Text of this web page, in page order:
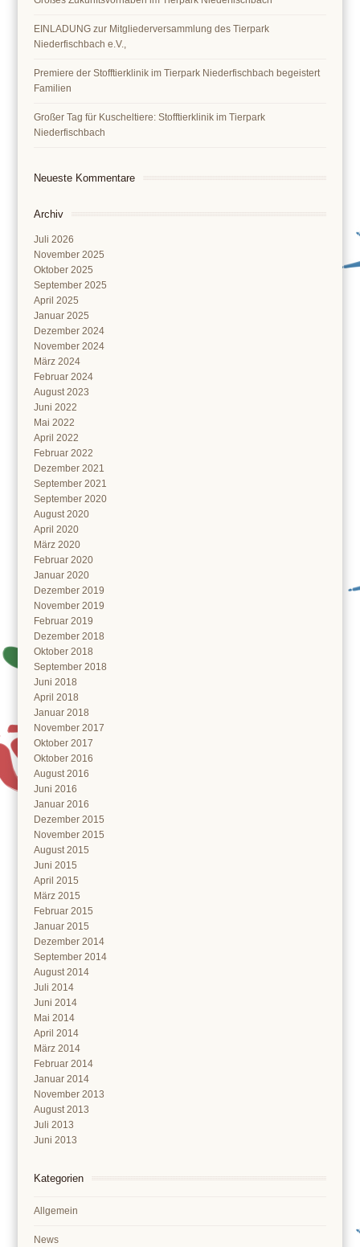
EINLADUNG zur Mitgliederversammlung des Tierpark
Niederfischbach e.V.,
Premiere der Stofftierklinik im Tierpark Niederfischbach begeistert
Familien
Großer Tag für Kuscheltiere: Stofftierklinik im Tierpark
Niederfischbach
Neueste Kommentare
Archiv
Juli 2026
November 2025
Oktober 2025
September 2025
April 2025
Januar 2025
Dezember 2024
November 2024
März 2024
Februar 2024
August 2023
Juni 2022
Mai 2022
April 2022
Februar 2022
Dezember 2021
September 2021
September 2020
August 2020
April 2020
März 2020
Februar 2020
Januar 2020
Dezember 2019
November 2019
Februar 2019
Dezember 2018
Oktober 2018
September 2018
Juni 2018
April 2018
Januar 2018
November 2017
Oktober 2017
Oktober 2016
August 2016
Juni 2016
Januar 2016
Dezember 2015
November 2015
August 2015
Juni 2015
April 2015
März 2015
Februar 2015
Januar 2015
Dezember 2014
September 2014
August 2014
Juli 2014
Juni 2014
Mai 2014
April 2014
März 2014
Februar 2014
Januar 2014
November 2013
August 2013
Juli 2013
Juni 2013
Kategorien
Allgemein
News